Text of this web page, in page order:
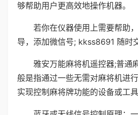
够帮助用户更高效地操作机器。
若你在仪器使用上需要帮助
导，添加微信号; kkss8691 随时
雅安万能麻将机遥控器;普通
般是指通过一些无需对麻将机进
实现控制麻将牌功能的设备或工具